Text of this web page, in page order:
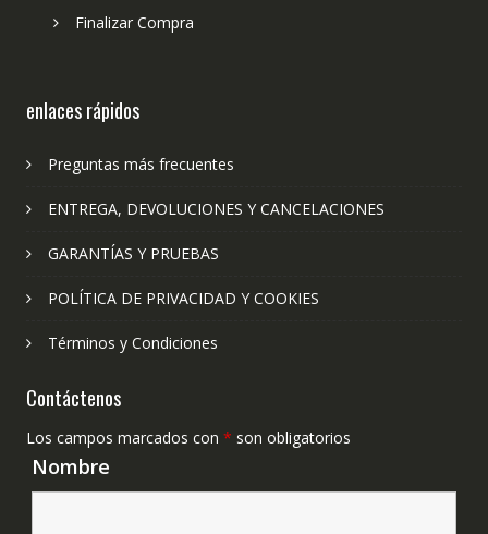
Finalizar Compra
enlaces rápidos
Preguntas más frecuentes
ENTREGA, DEVOLUCIONES Y CANCELACIONES
GARANTÍAS Y PRUEBAS
POLÍTICA DE PRIVACIDAD Y COOKIES
Términos y Condiciones
Contáctenos
Los campos marcados con * son obligatorios
Nombre